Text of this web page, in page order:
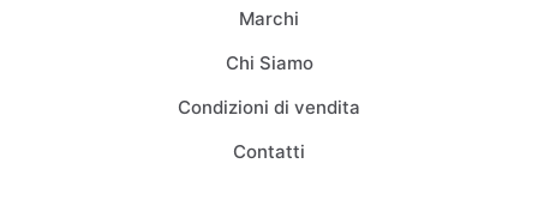
Marchi
Chi Siamo
Condizioni di vendita
Contatti